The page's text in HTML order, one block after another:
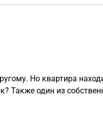
Но квартира
Также один из
долги делятся на